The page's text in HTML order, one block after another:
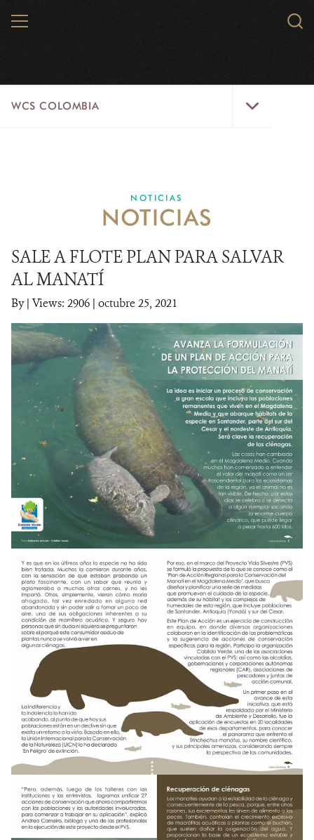
MENU
WCS COLOMBIA
EJES ESTRATÉGICOS
MICROSITIOS
NOTICIAS
WCS VISUAL
PUBLICACIONES
ALIADOS Y ALIANZAS
COBERTURA EN MEDIOS DE COMUNICACIÓN
INFORME ANUAL WCS
MECANISMO DE ATENCIÓN DE QUEJAS Y RECLAMOS
DONA
NOTICIAS
NOTICIAS
SALE A FLOTE PLAN PARA SALVAR
AL MANATÍ
By| Views: 2906 | octubre 25, 2021